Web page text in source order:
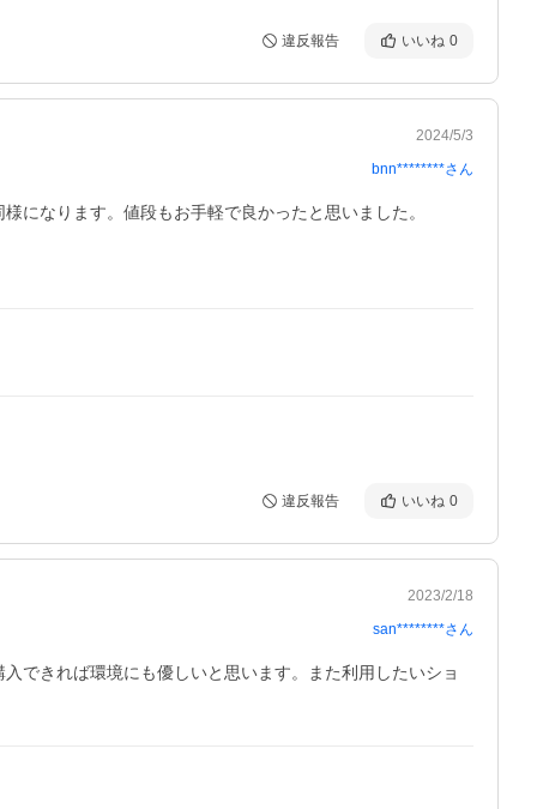
違反報告 いいね 0
2024/5/3
bnn********さん
になります。値段もお手軽で良かったと思いました。
違反報告 いいね 0
2023/2/18
san********さん
できれば環境にも優しいと思います。また利用したいショ